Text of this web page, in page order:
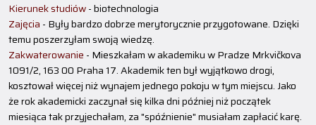
Kierunek studiów- biotechnologia
Zajęcia - Były bardzo dobrze merytorycznie przygotowane. Dzięki
temu poszerzyłam swoją wiedzę.
Zakwaterowanie - Mieszkałam w akademiku w Pradze Mrkvičkova
1091/2, 163 00 Praha 17. Akademik ten był wyjątkowo drogi,
kosztował więcej niż wynajem jednego pokoju w tym miejscu. Jako
że rok akademicki zaczynał się kilka dni później niż początek
miesiąca tak przyjechałam, za "spóźnienie" musiałam zapłacić karę.